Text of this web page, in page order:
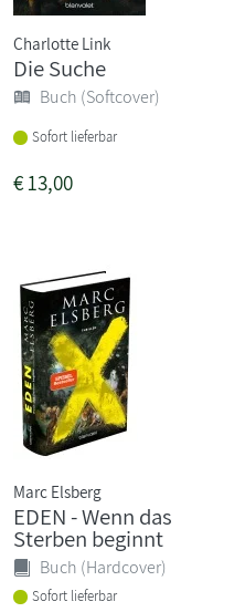
Charlotte Link
Die Suche
Buch (Softcover)
Sofort lieferbar
€13,00
Marc Elsberg
EDEN - Wenn das
Sterben beginnt
Buch (Hardcover)
Sofort lieferbar